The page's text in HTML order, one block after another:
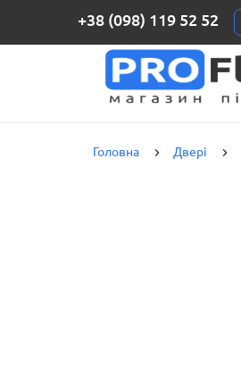
+38 (098) 119 52 52
Головна Двері